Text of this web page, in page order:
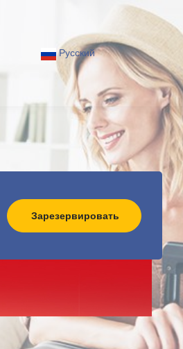
Русский
Зарезервировать